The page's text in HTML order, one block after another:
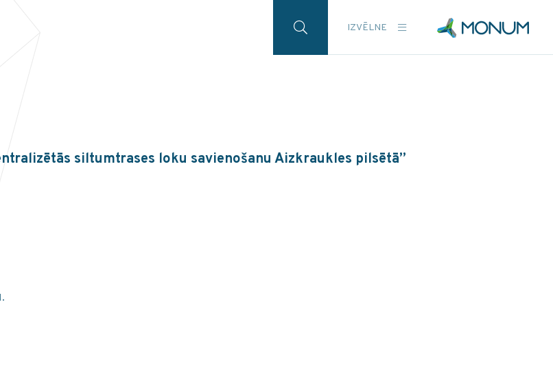
IZVĒLNE
siltumtrases loku savienošanu Aizkraukles pilsētā”